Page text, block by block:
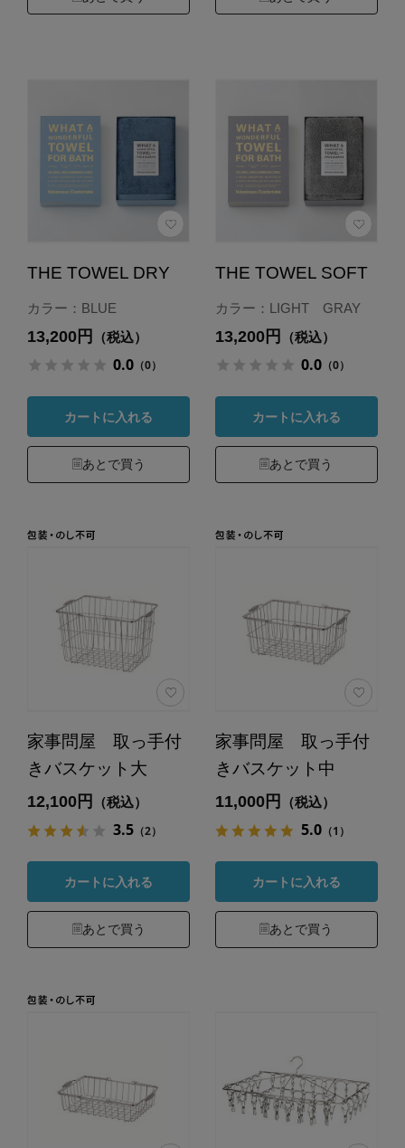
THE TOWEL DRY
カラー：BLUE
13,200円 （税込）
0.0（0）
カートに入れる
あとで買う
THE TOWEL SOFT
カラー：LIGHT GRAY
13,200円 （税込）
0.0（0）
カートに入れる
あとで買う
家事問屋 取っ手付
きバスケット大
12,100円 （税込）
3.5（2）
カートに入れる
あとで買う
家事問屋 取っ手付
きバスケット中
11,000円 （税込）
5.0（1）
カートに入れる
あとで買う